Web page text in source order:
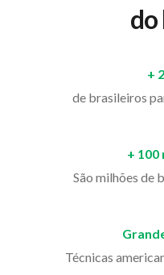
do
+
de brasileiros
+
São milhões de
Técnicas